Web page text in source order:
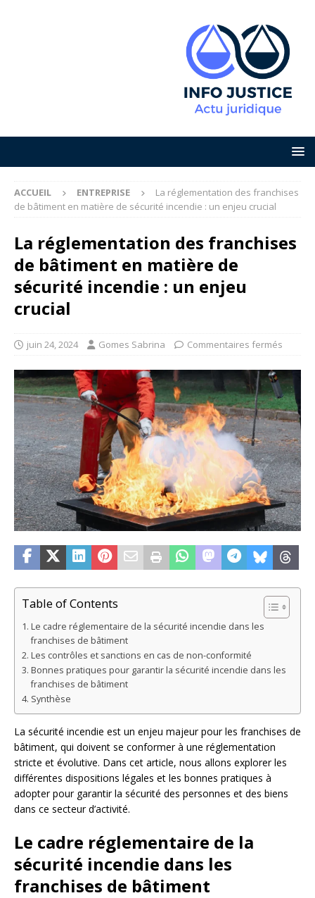
ACCUEIL ENTREPRISE
La réglementation des franchises
de bâtiment en matière de sécurité incendie : un enjeu crucial
La réglementation des franchises
de bâtiment en matière de
sécurité incendie : un enjeu
crucial
juin 24, 2024 Gomes Sabrina Commentaires fermés
Table of Contents
Le cadre réglementaire de la sécurité incendie dans les
franchises de bâtiment
Les contrôles et sanctions en cas de non-conformité
Bonnes pratiques pour garantir la sécurité incendie dans les
franchises de bâtiment
Synthèse
La sécurité incendie est un enjeu majeur pour les franchises de
bâtiment, qui doivent se conformer à une réglementation
stricte et évolutive. Dans cet article, nous allons explorer les
différentes dispositions légales et les bonnes pratiques à
adopter pour garantir la sécurité des personnes et des biens
dans ce secteur d’activité.
Le cadre réglementaire de la
sécurité incendie dans les
franchises de bâtiment